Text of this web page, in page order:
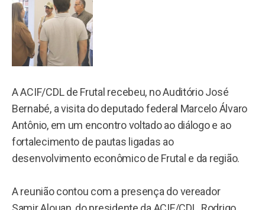
A ACIF/CDL de Frutal recebeu, no Auditório José
Bernabé, a visita do deputado federal Marcelo Álvaro
Antônio, em um encontro voltado ao diálogo e ao
fortalecimento de pautas ligadas ao
desenvolvimento econômico de Frutal e da região.
A reunião contou com a presença do vereador